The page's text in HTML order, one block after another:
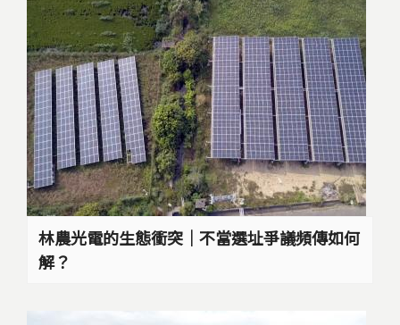
林農光電的生態衝突｜不當選址爭議頻傳如何
解？